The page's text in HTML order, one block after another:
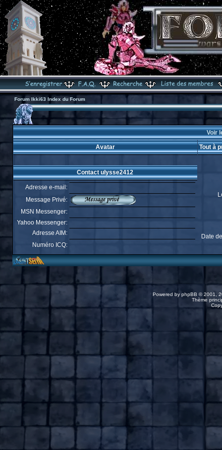
Forum Ikki63 Index du Forum
Voir
Avatar Tout à
Date
Contact ulysse2412
Adresse e-mail:
Message Privé:
MSN Messenger:
Yahoo Messenger:
Adresse AIM:
Numéro ICQ:
Powered by phpBB © 2001,
Thème